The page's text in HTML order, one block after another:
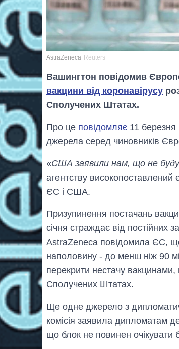
AstraZeneca Reuters
Вашингтон повідомив
вакцини від коронавірусу
Сполучених Штатах.
Про це повідомляє 11 березня
джерела серед чиновників
«США заявили нам, що не
агентству високопоставлений
ЄС і США.
Призупинення постачань
січня страждає від постійних
AstraZeneca повідомила ЄС, що
наполовину - до менш ніж 90
перекрити нестачу
Сполучених Штатах.
Ще одне джерело з
комісія заявила дипломатам
що блок не повинен очікувати